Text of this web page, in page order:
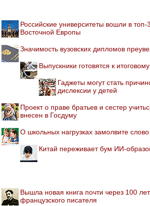
Российские университеты вошли в топ-
Восточной Европы
Значимость вузовских дипломов
Выпускники готовятся к
Гаджеты могут стать
дислексии у детей
Проект о праве братьев и сестер
внесен в Госдуму
О школьных нагрузках замолвите слово
Китай переживает бум ИИ-
Вышла новая книга почти через 100
французского писателя